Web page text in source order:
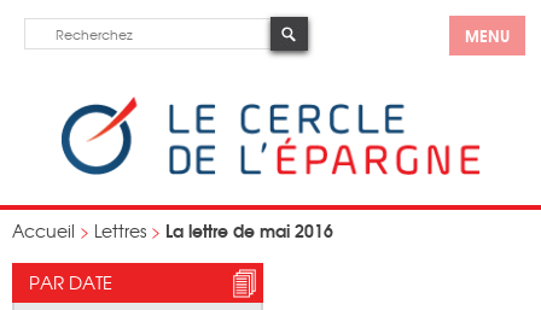
MENU
Accueil > Lettres > La lettre de mai 2016
PAR DATE